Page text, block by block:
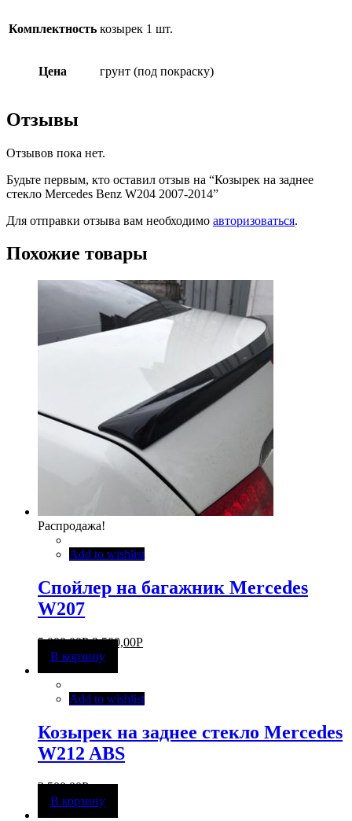
Комплектность козырек 1 шт.
Цена грунт (под покраску)
Отзывы
Отзывов пока нет.
Будьте первым, кто оставил отзыв на “Козырек на заднее
стекло Mercedes Benz W204 2007-2014”
Для отправки отзыва вам необходимо авторизоваться.
Похожие товары
Распродажа!
Add to wishlist
Спойлер на багажник Mercedes
W207
5 000,00Р 3 500,00Р
В корзину
Add to wishlist
Козырек на заднее стекло Mercedes
W212 ABS
2 500,00Р
В корзину